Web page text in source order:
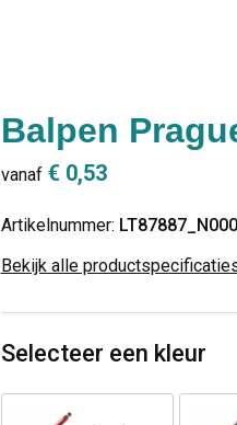
Balpen
vanaf € 0,53
Artikelnummer:
Bekijk alle
Selecteer een kleur